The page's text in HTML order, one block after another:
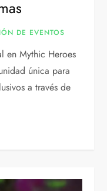
DE EVENTOS
en Mythic Heroes
única para
a través de